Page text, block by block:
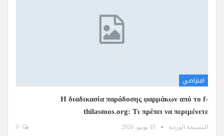
افتراضي
Η διαδικασία παράδοσης φαρμάκων από το f-
thilasmos.org: Τι πρέπει να περιμένετε
المسبحة الوردية 19 يونيو، 2026